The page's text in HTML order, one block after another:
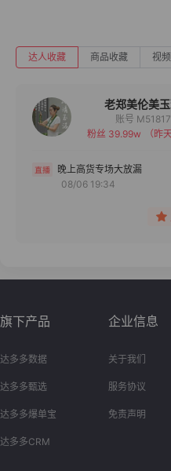
达人收藏 商品收藏 视
老郑美伦美
备注
分组
账号
粉丝 39.99w
（昨
晚上高货专场大放漏
08/06 19:34
旗下产品
达多多数据
达多多甄选
达多多爆单宝
达多多CRM
企业信息
关于我们
服务协议
免责声明